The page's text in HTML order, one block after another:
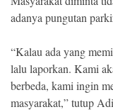
adanya pungutan
“Kalau ada yang
lalu laporkan. Kami
berbeda, kami ingin
masyarakat,” tutup